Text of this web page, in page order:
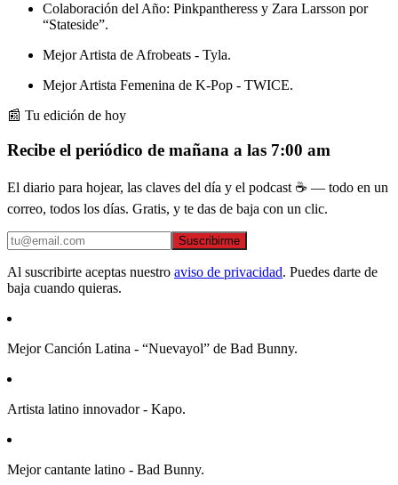
Colaboración del Año: Pinkpantheress y Zara Larsson por
“Stateside”.
Mejor Artista de Afrobeats - Tyla.
Mejor Artista Femenina de K-Pop - TWICE.
📰 Tu edición de hoy
Recibe el periódico de mañana a las 7:00 am
El diario para hojear, las claves del día y el podcast ☕ — todo en un
correo, todos los días. Gratis, y te das de baja con un clic.
Suscribirme
Al suscribirte aceptas nuestro aviso de privacidad. Puedes darte de
baja cuando quieras.
Mejor Canción Latina - “Nuevayol” de Bad Bunny.
Artista latino innovador - Kapo.
Mejor cantante latino - Bad Bunny.